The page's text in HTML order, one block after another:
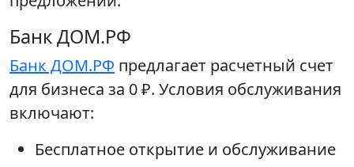
Банк ДОМ.РФ
Банк ДОМ.РФ предлагает расчетный счет
для бизнеса за 0 ₽. Условия обслуживания
включают:
Бесплатное открытие и обслуживание